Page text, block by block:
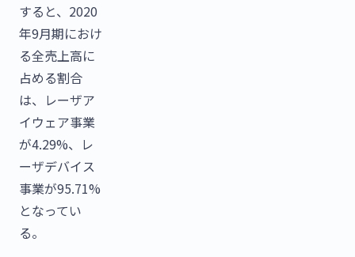
すると、2020
年9月期におけ
る全売上高に
占める割合
は、レーザア
イウェア事業
が4.29%、レ
ーザデバイス
事業が95.71%
となってい
る。